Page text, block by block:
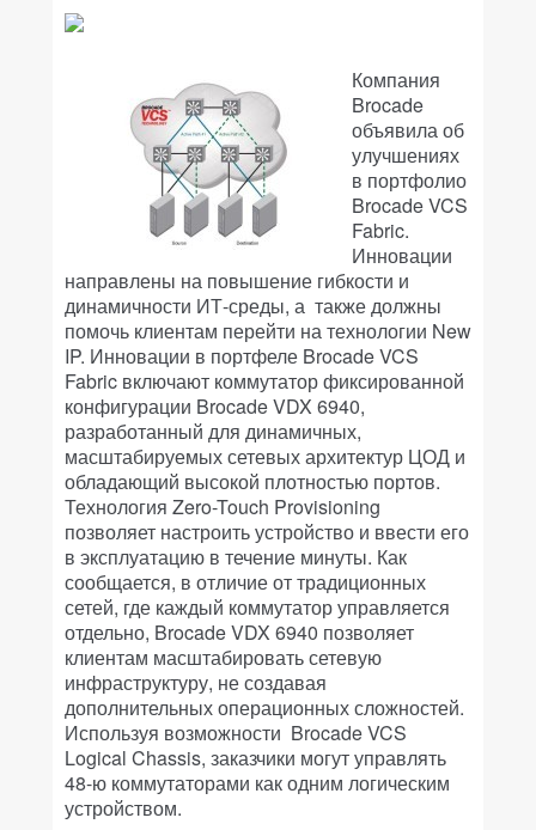
Компания
Brocade
объявила об
улучшениях
в портфолио
Brocade VCS
Fabric.
Инновации
направлены на повышение гибкости и
динамичности ИТ-среды, а также должны
помочь клиентам перейти на технологии New
IP. Инновации в портфеле Brocade VCS
Fabric включают коммутатор фиксированной
конфигурации Brocade VDX 6940,
разработанный для динамичных,
масштабируемых сетевых архитектур ЦОД и
обладающий высокой плотностью портов.
Технология Zero-Touch Provisioning
позволяет настроить устройство и ввести его
в эксплуатацию в течение минуты. Как
сообщается, в отличие от традиционных
сетей, где каждый коммутатор управляется
отдельно, Brocade VDX 6940 позволяет
клиентам масштабировать сетевую
инфраструктуру, не создавая
дополнительных операционных сложностей.
Используя возможности Brocade VCS
Logical Chassis, заказчики могут управлять
48-ю коммутаторами как одним логическим
устройством.